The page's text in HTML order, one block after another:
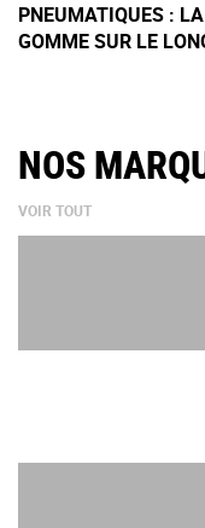
PNEUMATIQUES :
GOMME SUR LE
NOS
VOIR TOUT